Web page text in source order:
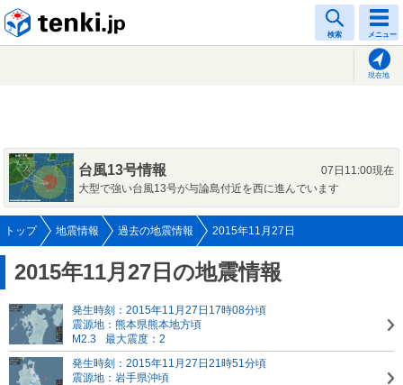
検索 メニュー
現在地
台風13号情報
07日11:00現在
大型で強い台風13号が与論島付近を西に進んでいます
トップ 地震情報 過去の地震情報 2015年11月27日
2015年11月27日の地震情報
発生時刻：2015年11月27日17時08分頃
震源地：熊本県熊本地方頃
M2.3
最大震度：2
発生時刻：2015年11月27日21時51分頃
震源地：岩手県沖頃